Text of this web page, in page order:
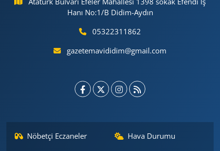
Hanı No:1/B Didim-Aydın
05322311862
gazetemavididim@gmail.com
Nöbetçi Eczaneler
Hava Durumu